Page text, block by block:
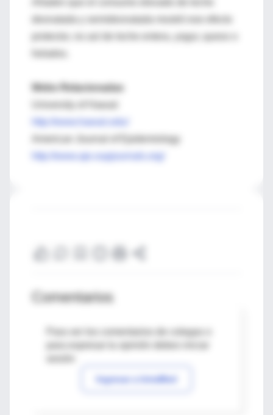
protector, no así de leche entera, yogur, queso o
Webs Relacionadas
American Journal of Epidemiology
http://www.aje.oupjournals.org/
Comentarios
Para ver los comentarios de colegas o
Ingresar a IntraMed